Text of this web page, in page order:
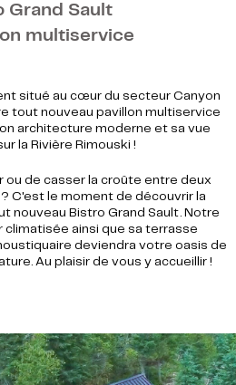
Grand Sault
multiservice
situé au cœur du secteur Canyon
tout nouveau pavillon multiservice
architecture moderne et sa vue
la Rivière Rimouski !
ou de casser la croûte entre deux
C'est le moment de découvrir la
nouveau Bistro Grand Sault. Notre
climatisée ainsi que sa terrasse
deviendra votre oasis de
Au plaisir de vous y accueillir !